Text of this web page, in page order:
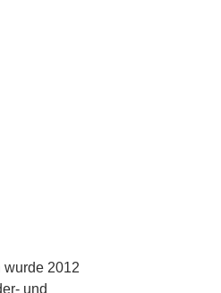
wurde 2012
und